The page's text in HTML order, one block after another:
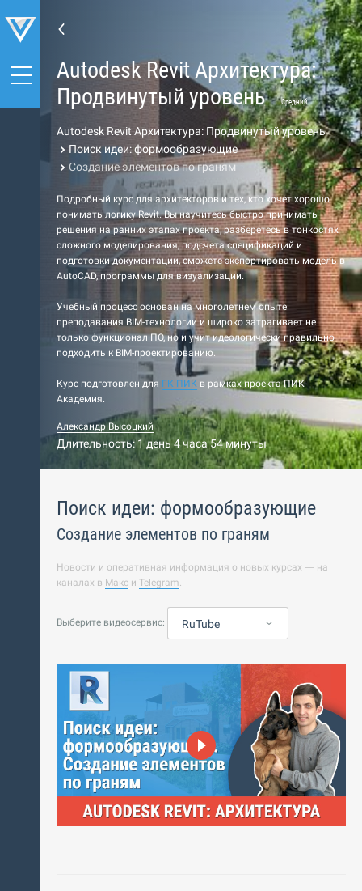
Autodesk Revit Архитектура:
Продвинутый уровень
Средний
Autodesk Revit Архитектура: Продвинутый уровень
Поиск идеи: формообразующие
Создание элементов по граням
Подробный курс для архитекторов и тех, кто хочет хорошо
понимать логику Revit. Вы научитесь быстро принимать
решения на ранних этапах проекта, разберетесь в тонкостях
сложного моделирования, подсчета спецификаций и
подготовки документации, сможете экспортировать модель в
AutoCAD, программы для визуализации.
Учебный процесс основан на многолетнем опыте
преподавания BIM-технологии и широко затрагивает не
только функционал ПО, но и учит идеологически правильно
подходить к BIM-проектированию.
Курс подготовлен для ГК ПИК в рамках проекта ПИК-
Академия.
Александр Высоцкий
Длительность: 1 день 4 часа 54 минуты
Поиск идеи: формообразующие
Создание элементов по граням
Новости и оперативная информация о новых курсах — на
каналах в Макс и Telegram.
Выберите видеосервис: RuTube